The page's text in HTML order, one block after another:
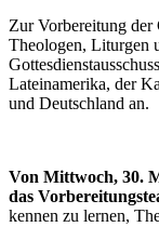
Zur Vorbereitung der
Theologen, Liturgen
Lateinamerika, der
und Deutschland an.
Von Mittwoch, 30.
das
kennen zu lernen,